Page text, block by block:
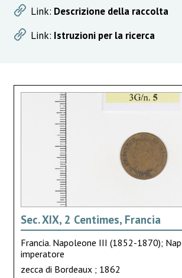
Link: Descrizione della raccolta
Link: Istruzioni per la ricerca
Sec. XIX, 2 Centimes, Francia
Francia. Napoleone III (1852-1870);
imperatore
zecca di Bordeaux ; 1862